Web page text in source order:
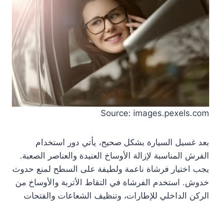
Source: images.pexels.com
بعد غسيل السيارة بشكل صحيح، يأتي دور استخدام
الفرش المناسبة لإزالة الأوساخ العنيدة والعناصر الصعبة.
يجب اختيار فرشاة ناعمة ولطيفة على السطح لمنع حدوث
خدوش. استخدم الفرشاة في التقاط الأتربة والأوساخ من
الركن الداخلي للإطارات، وتنظيف الشعاعات والفتحات